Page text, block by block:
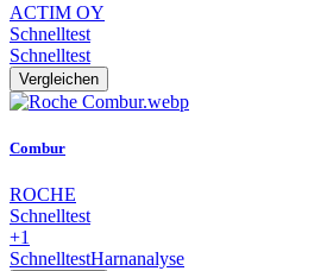
ACTIM OY
Schnelltest
Schnelltest
Vergleichen
Combur
ROCHE
Schnelltest
+1
SchnelltestHarnanalyse